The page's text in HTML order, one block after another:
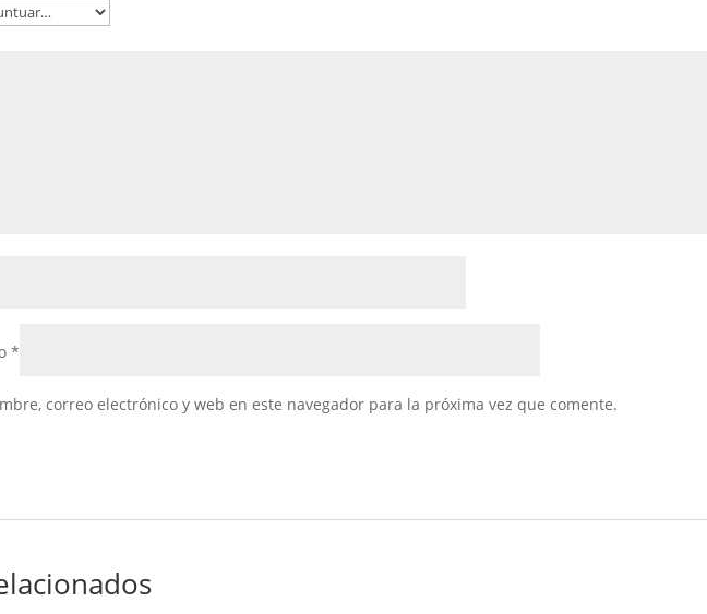
*
correo electrónico y web en este navegador para la próxima vez que comente.